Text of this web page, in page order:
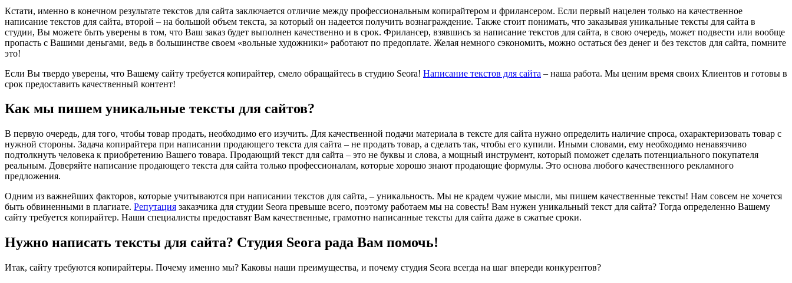
Кстати, именно в конечном результате текстов для сайта заключается отличие между профессиональным копирайтером и фрилансером. Если первый нацелен только на качественное
написание текстов для сайта, второй – на большой объем текста, за который он надеется получить вознаграждение. Также стоит понимать, что заказывая уникальные тексты для сайта в
студии, Вы можете быть уверены в том, что Ваш заказ будет выполнен качественно и в срок. Фрилансер, взявшись за написание текстов для сайта, в свою очередь, может подвести или вообще
пропасть с Вашими деньгами, ведь в большинстве своем «вольные художники» работают по предоплате. Желая немного сэкономить, можно остаться без денег и без текстов для сайта, помните
это!
Если Вы твердо уверены, что Вашему сайту требуется копирайтер, смело обращайтесь в студию Seora! Написание текстов для сайта – наша работа. Мы ценим время своих Клиентов и готовы в
срок предоставить качественный контент!
Как мы пишем уникальные тексты для сайтов?
В первую очередь, для того, чтобы товар продать, необходимо его изучить. Для качественной подачи материала в тексте для сайта нужно определить наличие спроса, охарактеризовать товар с
нужной стороны. Задача копирайтера при написании продающего текста для сайта – не продать товар, а сделать так, чтобы его купили. Иными словами, ему необходимо ненавязчиво
подтолкнуть человека к приобретению Вашего товара. Продающий текст для сайта – это не буквы и слова, а мощный инструмент, который поможет сделать потенциального покупателя
реальным. Доверяйте написание продающего текста для сайта только профессионалам, которые хорошо знают продающие формулы. Это основа любого качественного рекламного
предложения.
Одним из важнейших факторов, которые учитываются при написании текстов для сайта, – уникальность. Мы не крадем чужие мысли, мы пишем качественные тексты! Нам совсем не хочется
быть обвиненными в плагиате. Репутация заказчика для студии Seora превыше всего, поэтому работаем мы на совесть! Вам нужен уникальный текст для сайта? Тогда определенно Вашему
сайту требуется копирайтер. Наши специалисты предоставят Вам качественные, грамотно написанные тексты для сайта даже в сжатые сроки.
Нужно написать тексты для сайта? Студия Seora рада Вам помочь!
Итак, сайту требуются копирайтеры. Почему именно мы? Каковы наши преимущества, и почему студия Seora всегда на шаг впереди конкурентов?